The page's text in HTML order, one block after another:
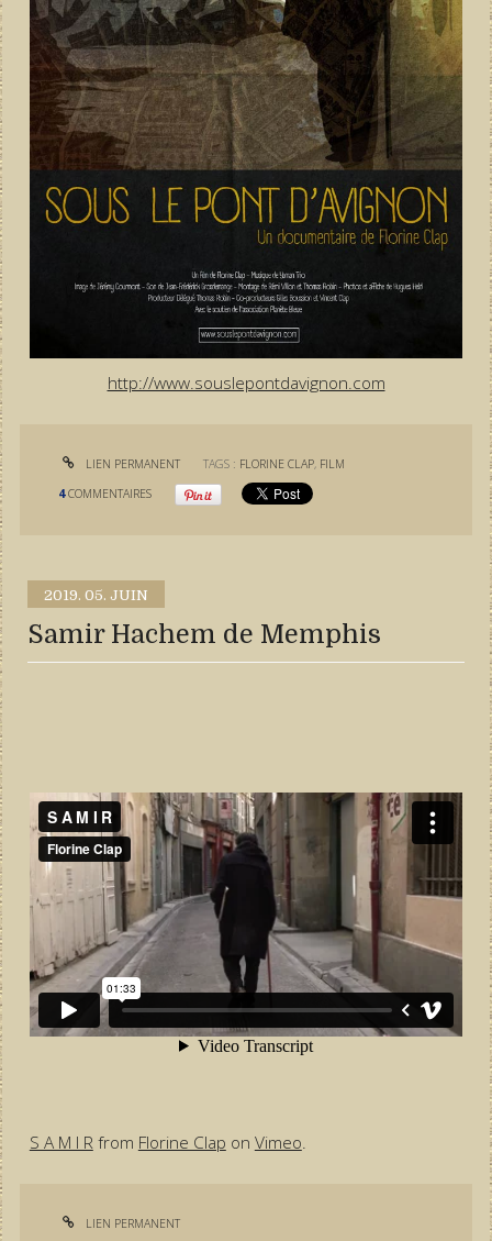
http://www.souslepontdavignon.com
LIEN PERMANENT TAGS : FLORINE CLAP, FILM
4 COMMENTAIRES
2019. 05. JUIN
Samir Hachem de Memphis
S A M I Rfrom Florine Clap on Vimeo.
LIEN PERMANENT